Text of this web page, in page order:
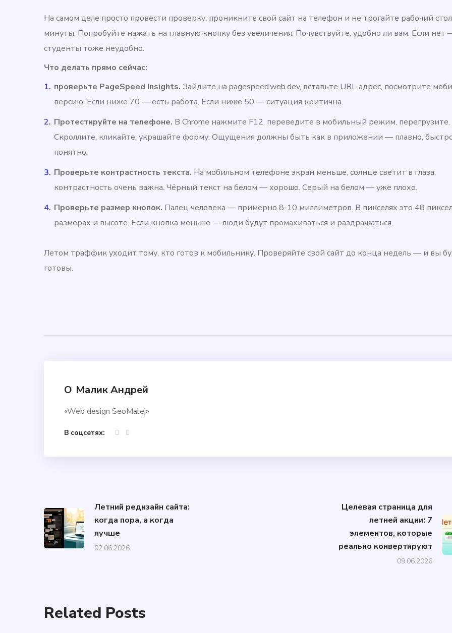
На самом деле просто провести проверку: проникните свой сайт на телефон и не трогайте рабочий
минуты. Попробуйте нажать на главную кнопку без увеличения. Почувствуйте, удобно ли вам. Если нет
студенты тоже неудобно.
Что делать прямо сейчас:
проверьте PageSpeed ​​Insights. Зайдите на pagespeed.web.dev, вставьте URL-адрес, посмотрите
версию. Если ниже 70 — есть работа. Если ниже 50 — ситуация критична.
Протестируйте на телефоне. В Chrome нажмите F12, переведите в мобильный режим, перегрузите.
Скроллите, кликайте, украшайте форму. Ощущения должны быть как в приложении — плавно,
понятно.
Проверьте контрастность текста. На мобильном телефоне экран меньше, солнце светит в глаза,
контрастность очень важна. Чёрный текст на белом — хорошо. Серый на белом — уже плохо.
Проверьте размер кнопок. Палец человека — примерно 8-10 миллиметров. В пикселях это 48
размерах и высоте. Если кнопка меньше — люди будут промахиваться и раздражаться.
Летом траффик уходит тому, кто готов к мобильнику. Проверяйте свой сайт до конца недель — и вы
готовы.
О Малик Андрей
«Web design SeoMalej»
В соцсетях:
Летний редизайн сайта:
когда пора, а когда
лучше
02.06.2026
Целевая страница для
летней акции: 7
элементов, которые
реально конвертируют
09.06.2026
Related Posts